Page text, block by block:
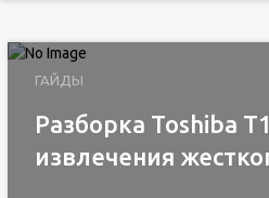
ГАЙДЫ
Разборка Toshiba
извлечения